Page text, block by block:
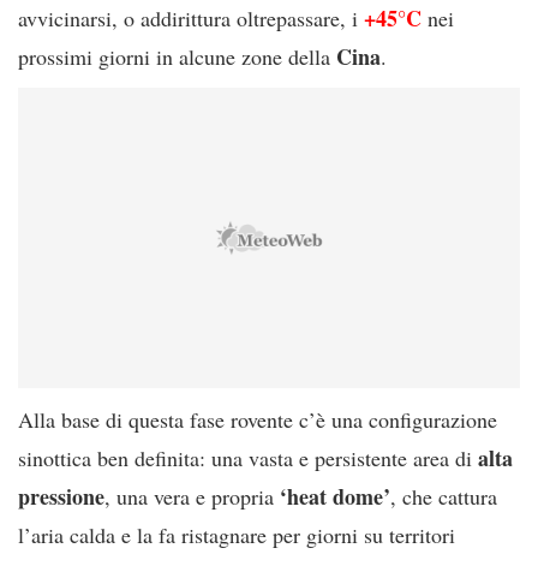
avvicinarsi, o addirittura oltrepassare, i +45°C nei
prossimi giorni in alcune zone della Cina.
Alla base di questa fase rovente c’è una configurazione
sinottica ben definita: una vasta e persistente area di alta
pressione, una vera e propria ‘heat dome’, che cattura
l’aria calda e la fa ristagnare per giorni su territori